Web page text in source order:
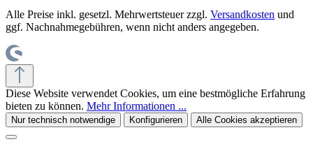
Alle Preise inkl. gesetzl. Mehrwertsteuer zzgl. Versandkosten und
ggf. Nachnahmegebühren, wenn nicht anders angegeben.
Diese Website verwendet Cookies, um eine bestmögliche Erfahrung
bieten zu können. Mehr Informationen ...
Nur technisch notwendige Konfigurieren Alle Cookies akzeptieren